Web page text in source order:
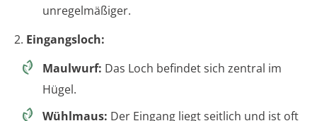
unregelmäßiger.
2. Eingangsloch:
Maulwurf: Das Loch befindet sich zentral im
Hügel.
Wühlmaus: Der Eingang liegt seitlich und ist oft